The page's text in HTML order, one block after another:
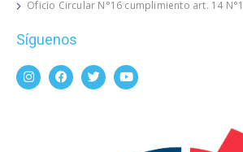
Oficio Circular N°16 cumplimiento art. 14 N°1
Síguenos